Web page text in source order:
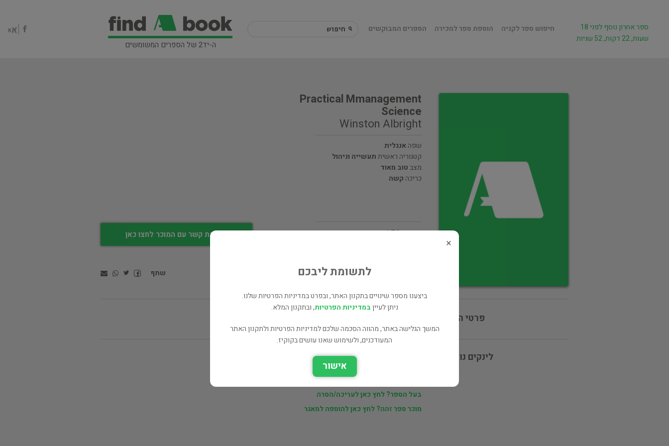
ה-יד2 של הספרים המשומשים
חיפוש ספר לקניה הוספת ספר למכירה הספרים המבוקשים
ספר אחרון נוסף לפני 18
שעות, 22 דקות, 52 שניות
Practical Mmanagement
Science
Winston Albright
שפהאנגלית
קטגוריה ראשיתתעשייה וניהול
מצבטוב מאוד
כריכה קשה
מחיר 150 ₪ ליצירת קשר עם המוכר לחצו כאן
שתף
פרטי המוכר
לינקים נוספים
ספרים נוספים למכירה של יהודית (6,948 כותרים)
כל הספרים בקטגוריית תעשייה וניהול (573 כותרים)
בעל הספר? לחץ כאן לעריכה/הסרה
מוכר ספר זהה? לחץ כאן להוספה למאגר
×
לתשומת ליבכם
ביצענו מספר שינויים בתקנון האתר, ובפרט במדיניות הפרטיות שלנו.
ניתן לעייןבמדיניות הפרטיות, ובתקנון המלא.
המשך הגלישה באתר, מהווה הסכמה שלכם למדיניות הפרטיות ולתקנון האתר
המעודכנים, ולשימוש שאנו עושים בקוקיז.
אישור